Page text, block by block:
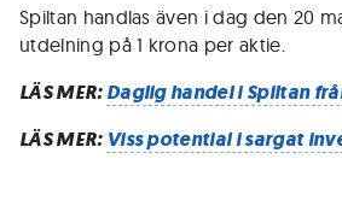
Spiltan handlas även i dag den 20
utdelning på 1 krona per aktie.
LÄS MER:Daglig handel i Spiltan
LÄS MER: Viss potential i sargat